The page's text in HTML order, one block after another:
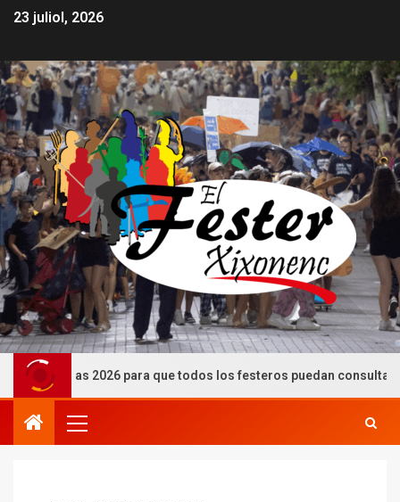
23 juliol, 2026
2026 para que todos los festeros puedan consultarlas